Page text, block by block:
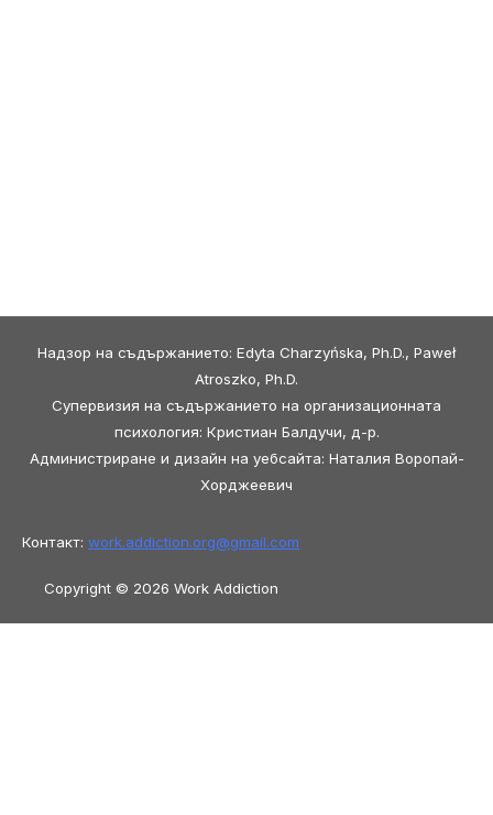
Надзор на съдържанието: Edyta Charzyńska, Ph.D., Paweł
Atroszko, Ph.D.
Супервизия на съдържанието на организационната
психология: Кристиан Балдучи, д-р.
Администриране и дизайн на уебсайта: Наталия Воропай-
Хорджеевич
Контакт: work.addiction.org@gmail.com
Copyright © 2026 Work Addiction